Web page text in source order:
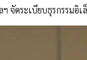
จัดระเบียบธุรกรรม